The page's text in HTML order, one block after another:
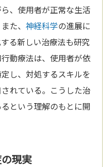
、使用者が正常な生活
た、神経科学の進展に
る新しい治療法も研究
動療法は、使用者が依
し、対処するスキルを
れている。こうした治
という理解のもとに開
現実